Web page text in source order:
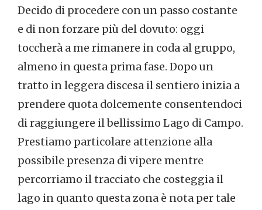
Decido di procedere con un passo costante
e di non forzare più del dovuto: oggi
toccherà a me rimanere in coda al gruppo,
almeno in questa prima fase. Dopo un
tratto in leggera discesa il sentiero inizia a
prendere quota dolcemente consentendoci
di raggiungere il bellissimo Lago di Campo.
Prestiamo particolare attenzione alla
possibile presenza di vipere mentre
percorriamo il tracciato che costeggia il
lago in quanto questa zona è nota per tale